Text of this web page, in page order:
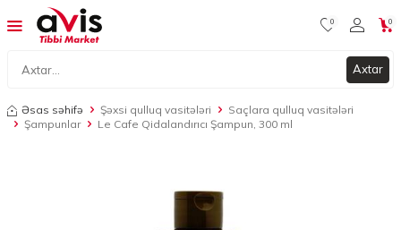
Axtar
0 0
Əsas səhifə Şəxsi qulluq vasitələri
Saçlara qulluq vasitələri
Şampunlar
Le Cafe Qidalandırıcı Şampun, 300 ml